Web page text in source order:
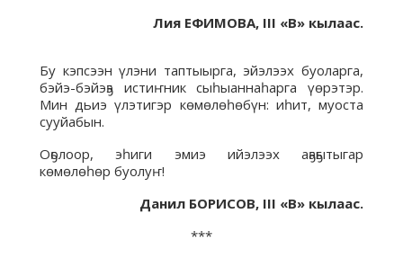
Лия ЕФИМОВА, III «В» кылаас.
Бу кэпсээн үлэни таптыырга, эйэлээх буоларга,
бэйэ-бэйэҕэ истиҥник сыһыаннаһарга үөрэтэр.
Мин дьиэ үлэтигэр көмөлөһөбүн: иһит, муоста
сууйабын.
Оҕолоор, эһиги эмиэ ийэлээх аҕаҕытыгар
көмөлөһөр буолуҥ!
Данил БОРИСОВ, III «В» кылаас.
***